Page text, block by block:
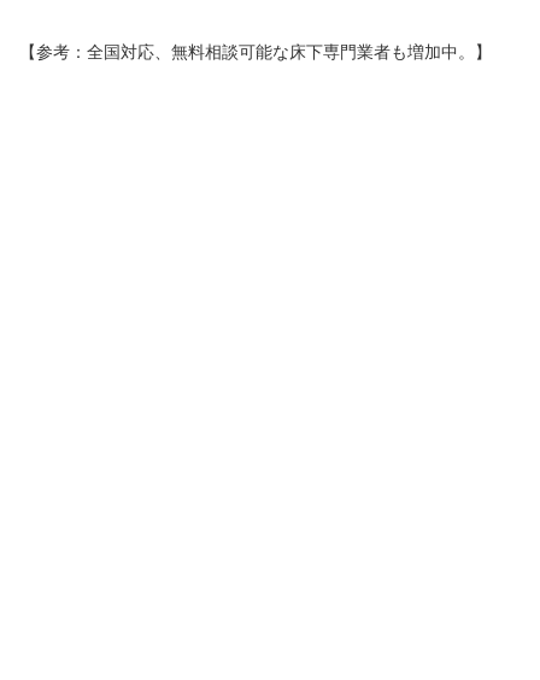
【参考：全国対応、無料相談可能な床下専門業者も増加中。】